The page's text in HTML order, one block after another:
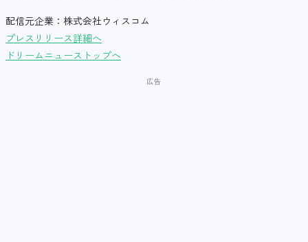
配信元企業：株式会社ウィスコム
プレスリリース詳細へ
ドリームニューストップへ